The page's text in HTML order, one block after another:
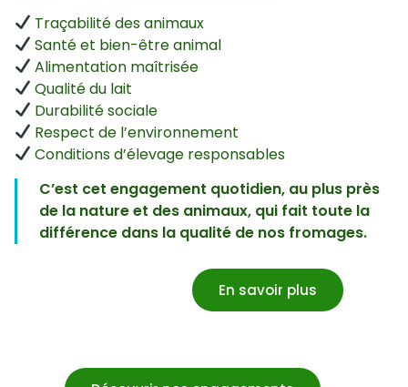
Traçabilité des animaux
Santé et bien-être animal
Alimentation maîtrisée
Qualité du lait
Durabilité sociale
Respect de l’environnement
Conditions d’élevage responsables
C’est cet engagement quotidien, au plus près
de la nature et des animaux, qui fait toute la
différence dans la qualité de nos fromages.
En savoir plus